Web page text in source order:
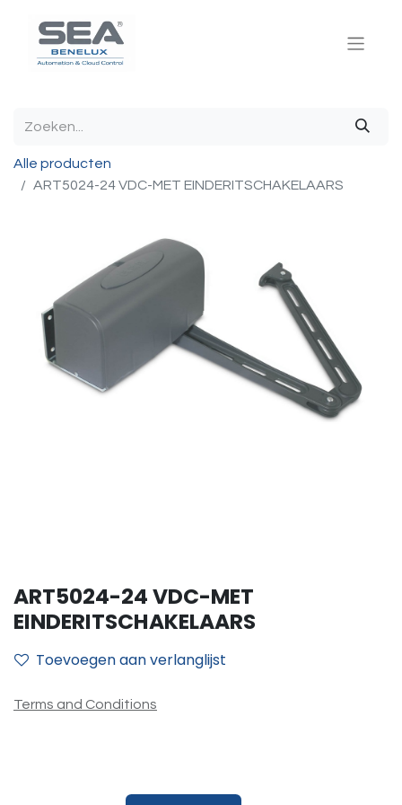
Alle producten
ART5024-24 VDC-MET EINDERITSCHAKELAARS
ART5024-24 VDC-MET
EINDERITSCHAKELAARS
Toevoegen aan verlanglijst
Terms and Conditions